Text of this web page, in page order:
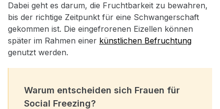
Dabei geht es darum, die Fruchtbarkeit zu bewahren,
bis der richtige Zeitpunkt für eine Schwangerschaft
gekommen ist. Die eingefrorenen Eizellen können
später im Rahmen einer künstlichen Befruchtung
genutzt werden.
Warum entscheiden sich Frauen für
Social Freezing?